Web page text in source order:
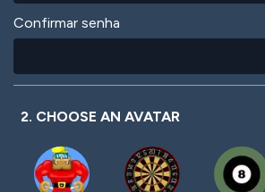
Confirmar senha
2. CHOOSE AN AVATAR